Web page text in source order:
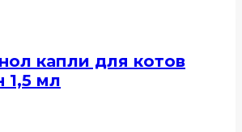
капли для котов
1,5 мл